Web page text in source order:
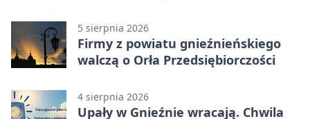
5 sierpnia 2026
Firmy z powiatu gnieźnieńskiego
walczą o Orła Przedsiębiorczości
4 sierpnia 2026
Upały w Gnieźnie wracają. Chwila